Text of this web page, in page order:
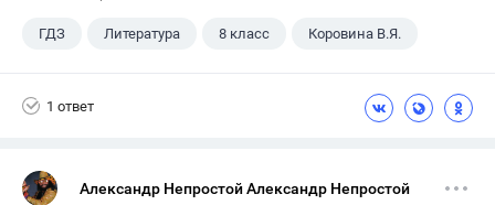
ГДЗ Литература 8 класс Коровина В.Я.
1 ответ
Александр Непростой Александр Непростой